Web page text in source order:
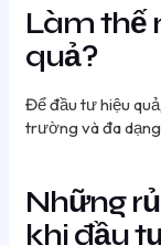
Làm thế
quả?
Để đầu tư hiệu
trường và đa
Những
khi đầu